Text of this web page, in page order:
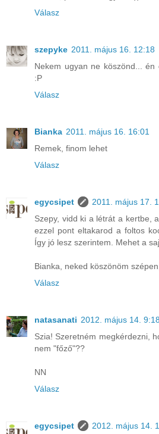
Válasz
szepyke 2011. május 16. 12:18
Nekem ugyan ne köszönd...
:P
Válasz
Bianka 2011. május 16. 16:01
Remek, finom lehet
Válasz
egycsipet
2011. május 17.
Szepy, vidd ki a létrát a kertbe,
ezzel pont eltakarod a foltos
Így jó lesz szerintem. Mehet a
Bianka, neked köszönöm
Válasz
natasanati 2012. május 14. 9:18
Szia! Szeretném megkérdezni,
nem "főző"??
NN
Válasz
egycsipet
2012. május 14.